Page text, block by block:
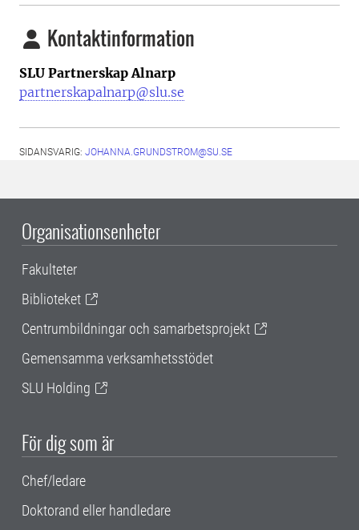
Kontaktinformation
SLU Partnerskap Alnarp
partnerskapalnarp@slu.se
SIDANSVARIG: JOHANNA.GRUNDSTROM@SU.SE
Organisationsenheter
Fakulteter
Biblioteket
Centrumbildningar och samarbetsprojekt
Gemensamma verksamhetsstödet
SLU Holding
För dig som är
Chef/ledare
Doktorand eller handledare